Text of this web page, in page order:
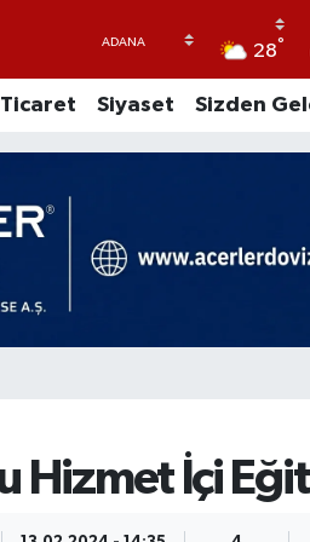
28°
Ticaret Siyaset Sizden
Hizmet İçi